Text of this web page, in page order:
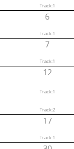
Track:1
6
Track:1
7
Track:1
12
Track:1
Track:2
17
Track:1